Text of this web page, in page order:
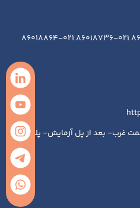
تلفن : 021-86018760 021-86018741 021-86018736 021-86018864
تهران - بزرگراه جلال آل احمد- به سمت غرب- بعد از پل آزمایش- پلاک ۱۹۳